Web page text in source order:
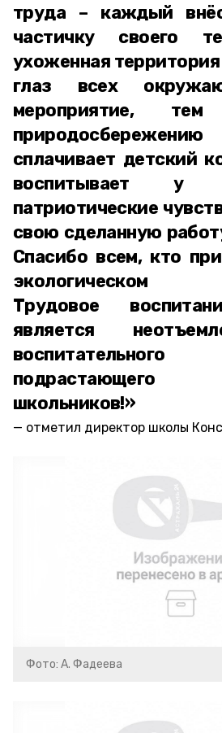
труда – каждый
частичку своего
ухоженная
глаз всех
мероприятие,
сплачивает детский
воспитывает у
патриотические
свою сделанную
Спасибо всем, кто
экологическом
Трудовое
является
подрастающего
школьников!»
отметил директор школы
Фото: А. Фадеева